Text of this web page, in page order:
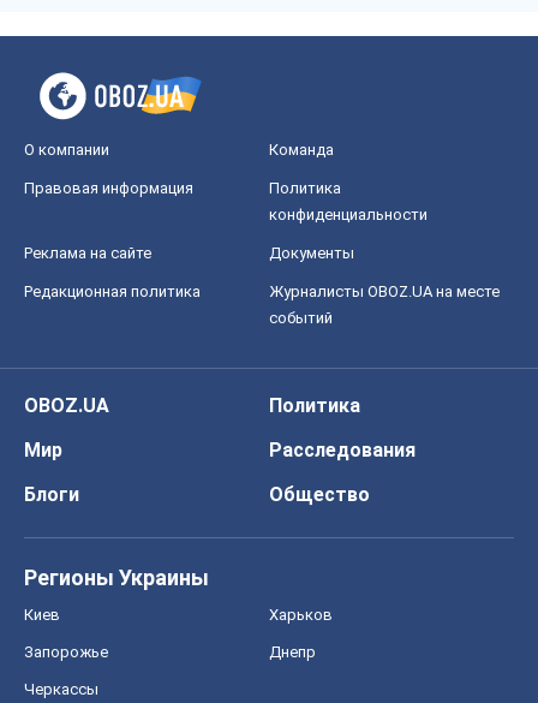
О компании Команда
Правовая информация
Политика
конфиденциальности
Реклама на сайте Документы
Редакционная политика
Журналисты OBOZ.UA на месте
событий
OBOZ.UA
Политика
Мир
Расследования
Блоги
Общество
Регионы Украины
Киев Харьков
Запорожье Днепр
Черкассы